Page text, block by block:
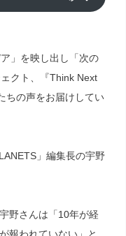
」を映し出し「次の
クト、『Think Next
ちの声をお届けしてい
」編集長の宇野
野さんは「10年が経
報われていない」と